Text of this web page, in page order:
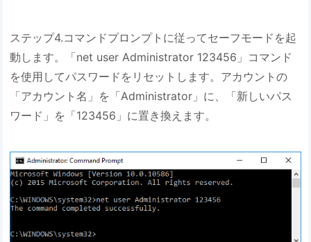
ステップ4.コマンドプロンプトに従ってセーフモードを起
動します。「net user Administrator 123456」コマンド
を使用してパスワードをリセットします。アカウントの
「アカウント名」を「Administrator」に、「新しいパス
ワード」を「123456」に置き換えます。